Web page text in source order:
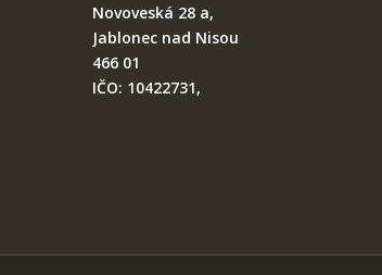
Novoveská 28 a,
Jablonec nad Nisou
466 01
IČO: 10422731,